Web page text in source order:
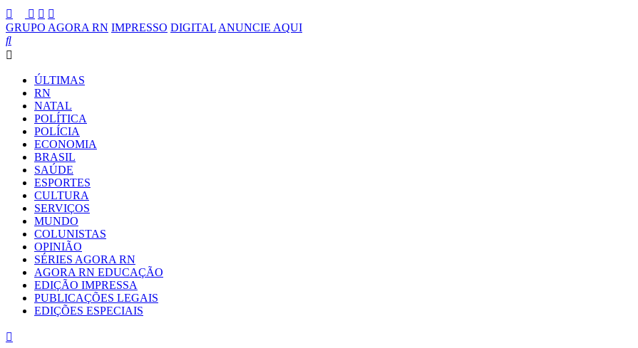
GRUPO AGORA RN IMPRESSO DIGITAL ANUNCIE AQUI
ÚLTIMAS
RN
NATAL
POLÍTICA
POLÍCIA
ECONOMIA
BRASIL
SAÚDE
ESPORTES
CULTURA
SERVIÇOS
MUNDO
COLUNISTAS
OPINIÃO
SÉRIES AGORA RN
AGORA RN EDUCAÇÃO
EDIÇÃO IMPRESSA
PUBLICAÇÕES LEGAIS
EDIÇÕES ESPECIAIS